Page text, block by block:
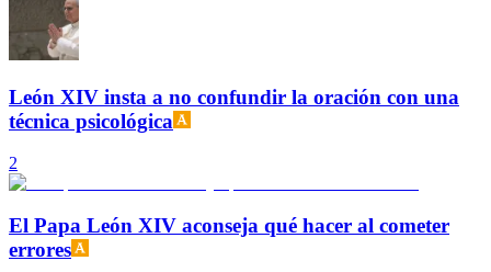
León XIV insta a no confundir la oración con una
técnica psicológica
2
El Papa León XIV aconseja qué hacer al cometer
errores